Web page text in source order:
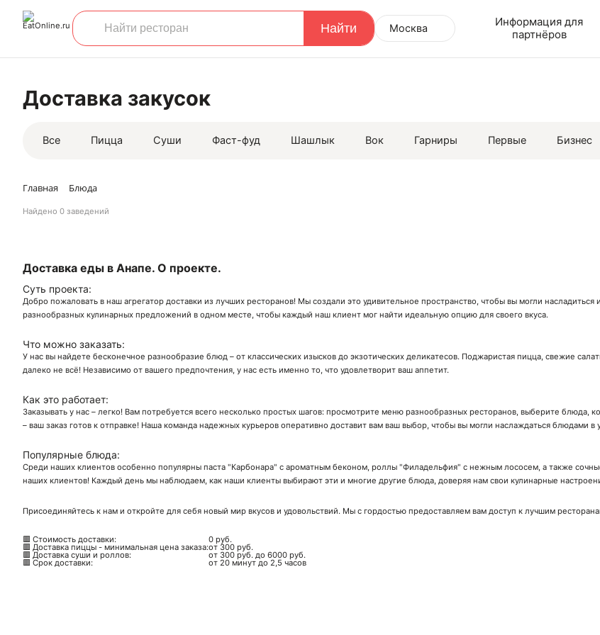
Москва
Информация для
партнёров
Доставка закусок
Все Пицца Суши Фаст-фуд Шашлык Вок Гарниры Первые Бизнес
Главная Блюда
Найдено 0 заведений
Доставка еды в Анапе. О проекте.
Суть проекта:
Добро пожаловать в наш агрегатор доставки из лучших ресторанов! Мы создали это удивительное пространство, чтобы вы могли
разнообразных кулинарных предложений в одном месте, чтобы каждый наш клиент мог найти идеальную опцию для своего вкуса.
Что можно заказать:
У нас вы найдете бесконечное разнообразие блюд – от классических изысков до экзотических деликатесов. Поджаристая пицца, свежие
далеко не всё! Независимо от вашего предпочтения, у нас есть именно то, что удовлетворит ваш аппетит.
Как это работает:
Заказывать у нас – легко! Вам потребуется всего несколько простых шагов: просмотрите меню разнообразных ресторанов, выберите блюда,
– ваш заказ готов к отправке! Наша команда надежных курьеров оперативно доставит вам ваш выбор, чтобы вы могли наслаждаться блюдами в
Популярные блюда:
Среди наших клиентов особенно популярны паста "Карбонара" с ароматным беконом, роллы "Филадельфия" с нежным лососем, а также
наших клиентов! Каждый день мы наблюдаем, как наши клиенты выбирают эти и многие другие блюда, доверяя нам свои кулинарные
Присоединяйтесь к нам и откройте для себя новый мир вкусов и удовольствий. Мы с гордостью предоставляем вам доступ к лучшим
🟥 Стоимость доставки: 0 руб.
🟥 Доставка пиццы - минимальная цена заказа:от 300 руб.
🟥 Доставка суши и роллов: от 300 руб. до 6000 руб.
🟥 Срок доставки: от 20 минут до 2,5 часов